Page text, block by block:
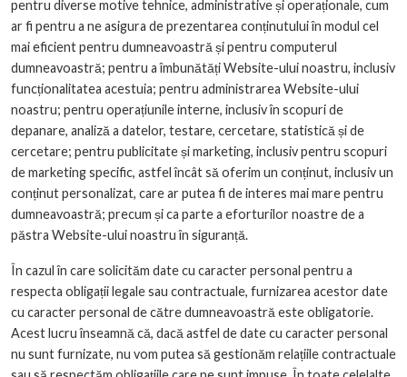
pentru diverse motive tehnice, administrative și operaționale, cum
ar fi pentru a ne asigura de prezentarea conținutului în modul cel
mai eficient pentru dumneavoastră și pentru computerul
dumneavoastră; pentru a îmbunătăți Website-ului noastru, inclusiv
funcționalitatea acestuia; pentru administrarea Website-ului
noastru; pentru operațiunile interne, inclusiv în scopuri de
depanare, analiză a datelor, testare, cercetare, statistică și de
cercetare; pentru publicitate și marketing, inclusiv pentru scopuri
de marketing specific, astfel încât să oferim un conținut, inclusiv un
conținut personalizat, care ar putea fi de interes mai mare pentru
dumneavoastră; precum și ca parte a eforturilor noastre de a
păstra Website-ului noastru în siguranță.
În cazul în care solicităm date cu caracter personal pentru a
respecta obligații legale sau contractuale, furnizarea acestor date
cu caracter personal de către dumneavoastră este obligatorie.
Acest lucru înseamnă că, dacă astfel de date cu caracter personal
nu sunt furnizate, nu vom putea să gestionăm relațiile contractuale